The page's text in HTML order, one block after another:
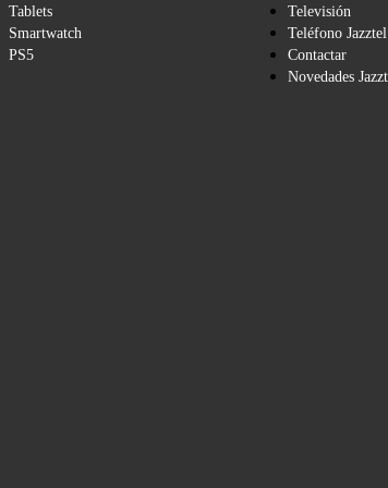
Tablets
Smartwatch
PS5
Televisión
Teléfono Jazztel
Contactar
Novedades